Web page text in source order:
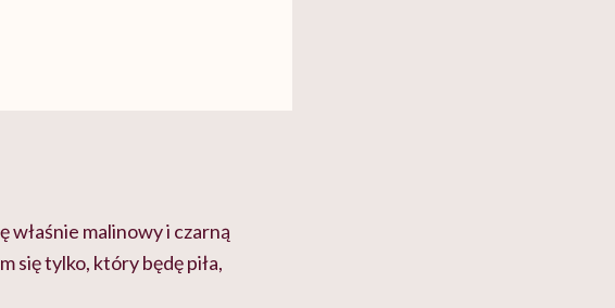
właśnie malinowy i czarną
się tylko, który będę piła,